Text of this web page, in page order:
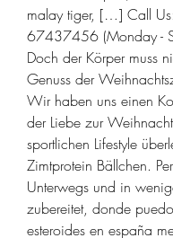
malay tiger, […] Call
67437456 (Monday -
Doch der Körper muss
Genuss der
Wir haben uns einen
der Liebe zur
sportlichen Lifestyle
Zimtprotein Bällchen.
Unterwegs und in
zubereitet, donde
esteroides en españa